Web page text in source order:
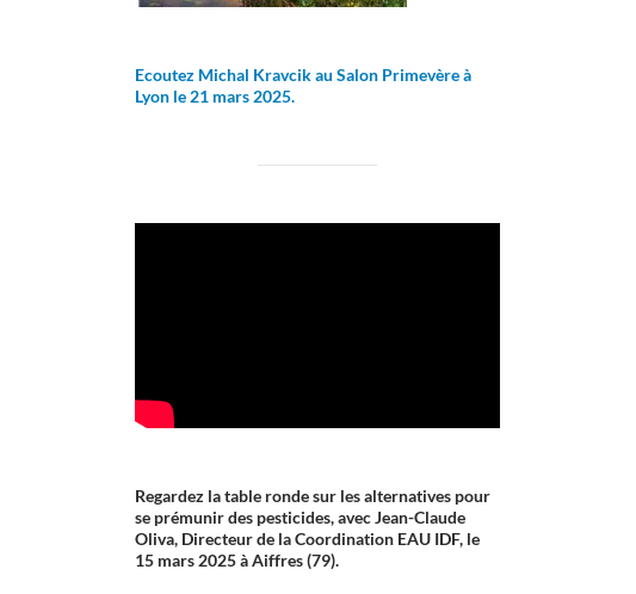
Ecoutez Michal Kravcik au Salon Primevère à
Lyon le 21 mars 2025.
Regardez la table ronde sur les alternatives pour
se prémunir des pesticides, avec Jean-Claude
Oliva, Directeur de la Coordination EAU IDF, le
15 mars 2025 à Aiffres (79).